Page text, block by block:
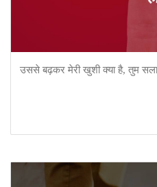
उससे बढ़कर मेरी खुशी क्या है, तुम